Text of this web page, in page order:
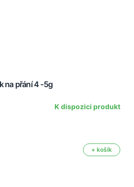
na přání 4 -5g
K dispozici produkt
+ košík